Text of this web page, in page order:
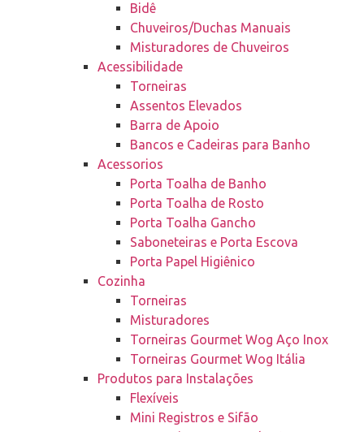
Bidê
Chuveiros/Duchas Manuais
Misturadores de Chuveiros
Acessibilidade
Torneiras
Assentos Elevados
Barra de Apoio
Bancos e Cadeiras para Banho
Acessorios
Porta Toalha de Banho
Porta Toalha de Rosto
Porta Toalha Gancho
Saboneteiras e Porta Escova
Porta Papel Higiênico
Cozinha
Torneiras
Misturadores
Torneiras Gourmet Wog Aço Inox
Torneiras Gourmet Wog Itália
Produtos para Instalações
Flexíveis
Mini Registros e Sifão